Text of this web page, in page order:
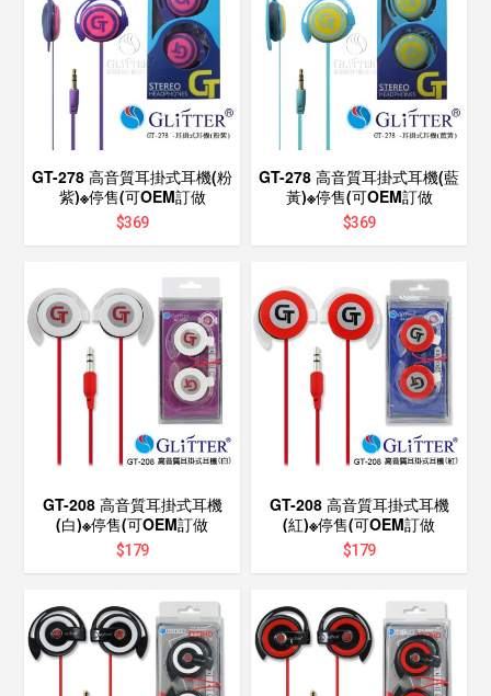
GT-278 高音質耳掛式耳機(粉
紫)※停售(可OEM訂做
$369
GT-278 高音質耳掛式耳機(藍
黃)※停售(可OEM訂做
$369
GT-208 高音質耳掛式耳機
(白)※停售(可OEM訂做
$179
GT-208 高音質耳掛式耳機
(紅)※停售(可OEM訂做
$179